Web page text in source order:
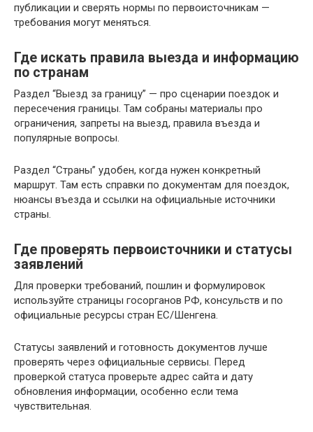
публикации и сверять нормы по первоисточникам —
требования могут меняться.
Где искать правила выезда и информацию
по странам
Раздел “Выезд за границу” — про сценарии поездок и
пересечения границы. Там собраны материалы про
ограничения, запреты на выезд, правила въезда и
популярные вопросы.
Раздел “Страны” удобен, когда нужен конкретный
маршрут. Там есть справки по документам для поездок,
нюансы въезда и ссылки на официальные источники
страны.
Где проверять первоисточники и статусы
заявлений
Для проверки требований, пошлин и формулировок
используйте страницы госорганов РФ, консульств и по
официальные ресурсы стран ЕС/Шенгена.
Статусы заявлений и готовность документов лучше
проверять через официальные сервисы. Перед
проверкой статуса проверьте адрес сайта и дату
обновления информации, особенно если тема
чувствительная.